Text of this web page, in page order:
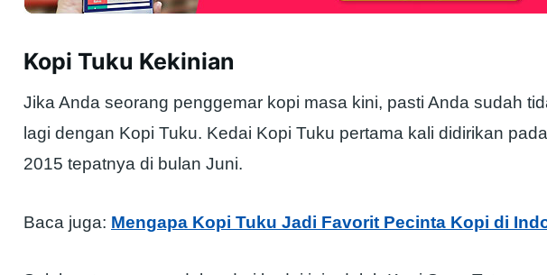
Kopi Tuku Kekinian
Jika Anda seorang penggemar kopi masa kini, pasti Anda sudah
lagi dengan Kopi Tuku. Kedai Kopi Tuku pertama kali didirikan
2015 tepatnya di bulan Juni.
Baca juga: Mengapa Kopi Tuku Jadi Favorit Pecinta Kopi di